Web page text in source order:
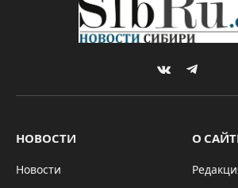
Михаил МЕЛЬНИКОВ 05.12.2022 НОВОСТИ
Комментариев нет 1 Min Read